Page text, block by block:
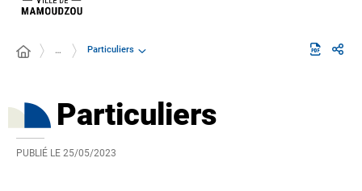
… Particuliers
Particuliers
PUBLIÉ LE 25/05/2023